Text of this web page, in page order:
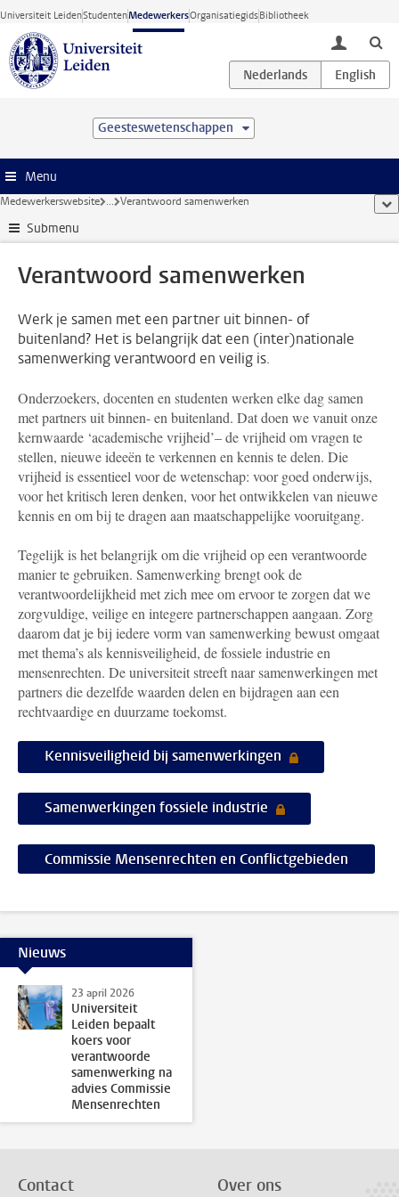
Ga direct naar de inhoud
Universiteit LeidenStudentenMedewerkersOrganisatiegidsBibliotheek
toggle
Geesteswetenschappen
Menu
Medewerkerswebsite ... Verantwoord samenwerken
Submenu
Verantwoord samenwerken
Werk je samen met een partner uit binnen- of
buitenland? Het is belangrijk dat een (inter)nationale
samenwerking verantwoord en veilig is.
Onderzoekers, docenten en studenten werken elke dag samen
met partners uit binnen- en buitenland. Dat doen we vanuit onze
kernwaarde ‘academische vrijheid’– de vrijheid om vragen te
stellen, nieuwe ideeën te verkennen en kennis te delen. Die
vrijheid is essentieel voor de wetenschap: voor goed onderwijs,
voor het kritisch leren denken, voor het ontwikkelen van nieuwe
kennis en om bij te dragen aan maatschappelijke vooruitgang.
Tegelijk is het belangrijk om die vrijheid op een verantwoorde
manier te gebruiken. Samenwerking brengt ook de
verantwoordelijkheid met zich mee om ervoor te zorgen dat we
zorgvuldige, veilige en integere partnerschappen aangaan. Zorg
daarom dat je bij iedere vorm van samenwerking bewust omgaat
met thema’s als kennisveiligheid, de fossiele industrie en
mensenrechten. De universiteit streeft naar samenwerkingen met
partners die dezelfde waarden delen en bijdragen aan een
rechtvaardige en duurzame toekomst.
Kennisveiligheid bij samenwerkingen
Samenwerkingen fossiele industrie
Commissie Mensenrechten en Conflictgebieden
Nieuws
23 april 2026
Universiteit
Leiden bepaalt
koers voor
verantwoorde
samenwerking na
advies Commissie
Mensenrechten
Contact Over ons